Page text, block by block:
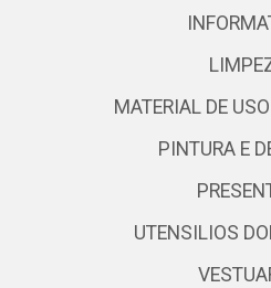
MATERIAL DE
PINTURA E
UTENSILIOS